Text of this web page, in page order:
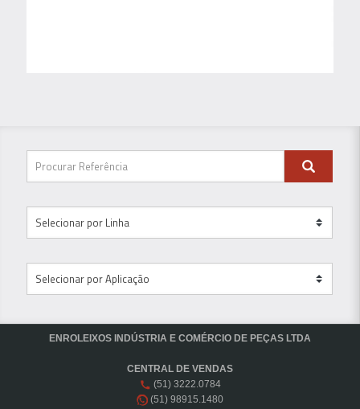
ENROLEIXOS INDÚSTRIA E COMÉRCIO DE PEÇAS LTDA
CENTRAL DE VENDAS
(51) 3222.0784
(51) 98915.1480